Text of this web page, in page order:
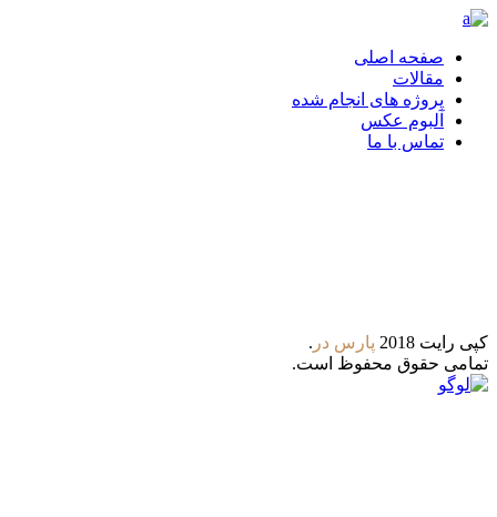
صفحه اصلی
مقالات
پروژه های انجام شده
آلبوم عکس
تماس با ما
کپی رایت 2018 پارس‌ در .
تمامی حقوق محفوظ است.